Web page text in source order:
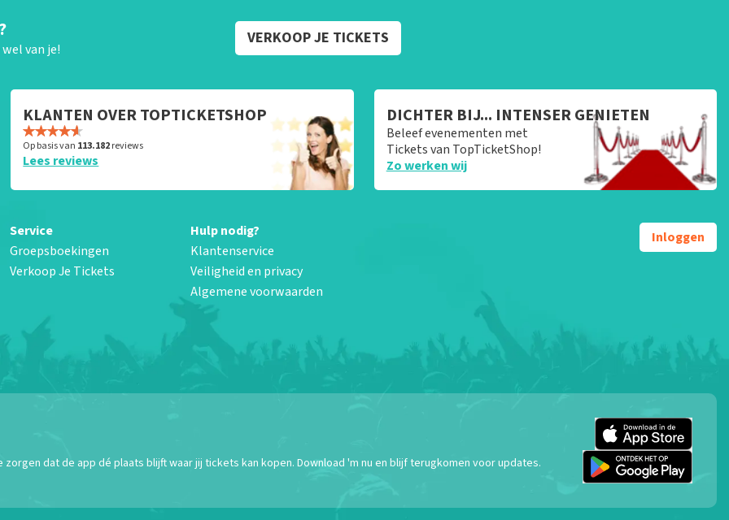
van je!
VERKOOP JE TICKETS
KLANTEN OVER TOPTICKETSHOP
Op basis van 113.182reviews
Lees reviews
DICHTER BIJ... INTENSER GENIETEN
Beleef evenementen met
Tickets van TopTicketShop!
Zo werken wij
Service
Groepsboekingen
Verkoop Je Tickets
Hulp nodig?
Klantenservice
Veiligheid en privacy
Algemene voorwaarden
Inloggen
dat de app dé plaats blijft waar jij tickets kan kopen. Download 'm nu en blijf terugkomen voor updates.